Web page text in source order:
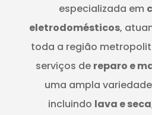
especializada em
eletrodomésticos,
toda a região
serviços de reparo e
uma ampla
incluindo lava e seca